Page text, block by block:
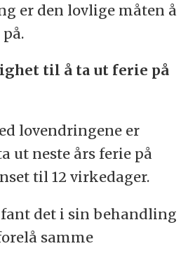
er den lovlige måten å
til å ta ut ferie på
lovendringene er
ut neste års ferie på
til 12 virkedager.
det i sin behandling
samme